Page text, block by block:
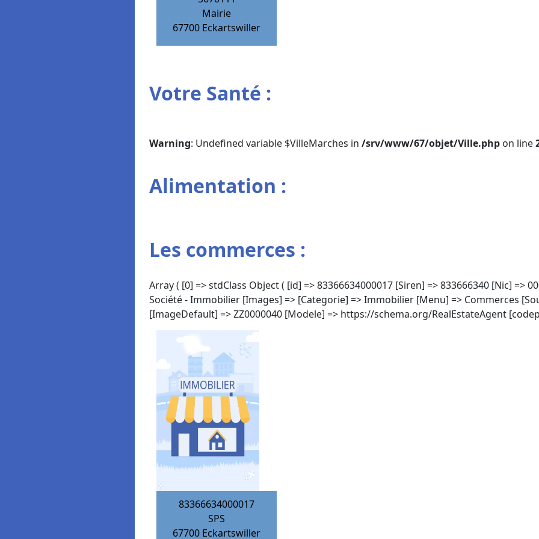
Mairie
67700 Eckartswiller
Votre Santé :
Warning: Undefined variable $VilleMarches in /srv/www/67/objet/Ville.php on line
Alimentation :
Les commerces :
Array ( [0] => stdClass Object ( [id] => 83366634000017 [Siren] => 833666340 [Nic] =>
Société - Immobilier [Images] => [Categorie] => Immobilier [Menu] => Commerces
[ImageDefault] => ZZ0000040 [Modele] => https://schema.org/RealEstateAgent
83366634000017
SPS
67700 Eckartswiller